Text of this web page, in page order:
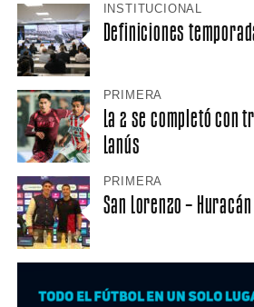
INSTITUCIONAL
Definiciones
PRIMERA
La 2 se completó con
Lanús
PRIMERA
San Lorenzo –